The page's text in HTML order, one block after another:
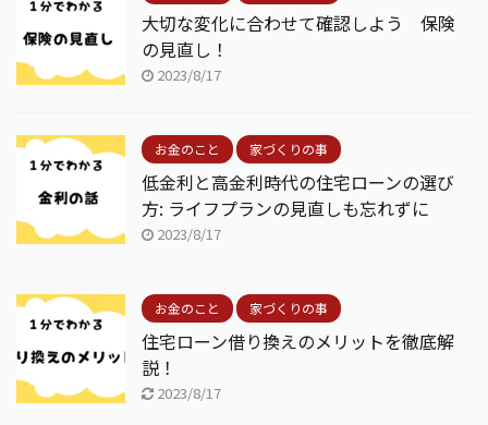
大切な変化に合わせて確認しよう 保険
の見直し！
2023/8/17
お金のこと 家づくりの事
低金利と高金利時代の住宅ローンの選び
方: ライフプランの見直しも忘れずに
2023/8/17
お金のこと 家づくりの事
住宅ローン借り換えのメリットを徹底解
説！
2023/8/17